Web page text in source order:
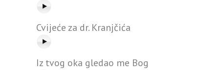
Cvijeće za dr. Kranjčića
Iz tvog oka gledao me Bog